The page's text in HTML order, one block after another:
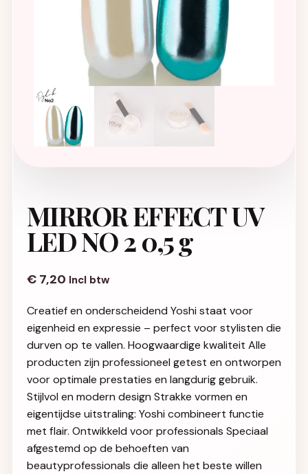
MIRROR EFFECT UV
LED NO 2 0,5 g
€ 7,20 Incl btw
Creatief en onderscheidend Yoshi staat voor
eigenheid en expressie – perfect voor stylisten die
durven op te vallen. Hoogwaardige kwaliteit Alle
producten zijn professioneel getest en ontworpen
voor optimale prestaties en langdurig gebruik.
Stijlvol en modern design Strakke vormen en
eigentijdse uitstraling: Yoshi combineert functie
met flair. Ontwikkeld voor professionals Speciaal
afgestemd op de behoeften van
beautyprofessionals die alleen het beste willen